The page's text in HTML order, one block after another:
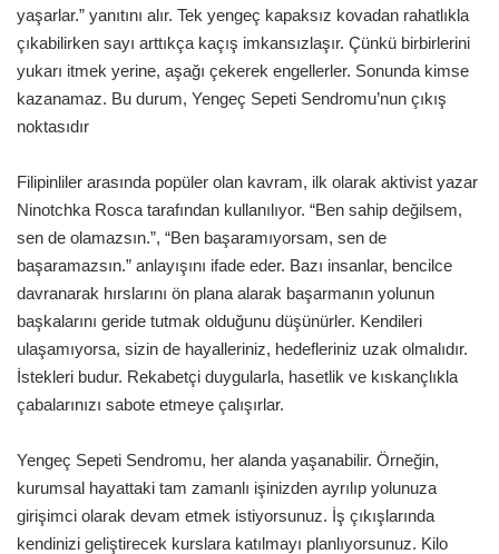
yaşarlar.” yanıtını alır. Tek yengeç kapaksız kovadan rahatlıkla
çıkabilirken sayı arttıkça kaçış imkansızlaşır. Çünkü birbirlerini
yukarı itmek yerine, aşağı çekerek engellerler. Sonunda kimse
kazanamaz. Bu durum, Yengeç Sepeti Sendromu’nun çıkış
noktasıdır
Filipinliler arasında popüler olan kavram, ilk olarak aktivist yazar
Ninotchka Rosca tarafından kullanılıyor. “Ben sahip değilsem,
sen de olamazsın.”, “Ben başaramıyorsam, sen de
başaramazsın.” anlayışını ifade eder. Bazı insanlar, bencilce
davranarak hırslarını ön plana alarak başarmanın yolunun
başkalarını geride tutmak olduğunu düşünürler. Kendileri
ulaşamıyorsa, sizin de hayalleriniz, hedefleriniz uzak olmalıdır.
İstekleri budur. Rekabetçi duygularla, hasetlik ve kıskançlıkla
çabalarınızı sabote etmeye çalışırlar.
Yengeç Sepeti Sendromu, her alanda yaşanabilir. Örneğin,
kurumsal hayattaki tam zamanlı işinizden ayrılıp yolunuza
girişimci olarak devam etmek istiyorsunuz. İş çıkışlarında
kendinizi geliştirecek kurslara katılmayı planlıyorsunuz. Kilo